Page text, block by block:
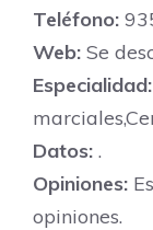
Teléfono:
Web: Se
Especialidad:
Datos: .
Opiniones:
opiniones.